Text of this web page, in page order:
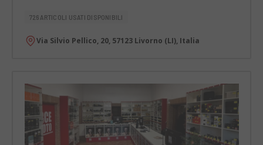
726 ARTICOLI USATI DISPONIBILI
Via Silvio Pellico, 20, 57123 Livorno (LI), Italia